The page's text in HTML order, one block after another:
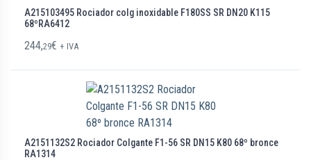
A215103495 Rociador colg inoxidable F180SS SR DN20 K115
68ºRA6412
244,29€ + IVA
A2151132S2 Rociador Colgante F1-56 SR DN15 K80 68º bronce
RA1314